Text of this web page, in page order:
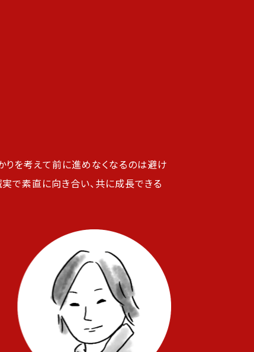
りを考えて前に進めなくなるのは避け
実で素直に向き合い、共に成長できる